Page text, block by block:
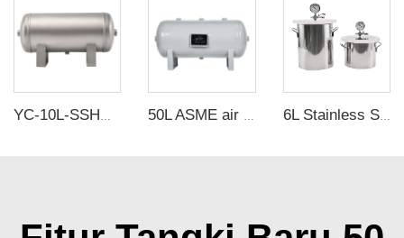
YC-10L-SSHM Tangki Penyimpanan Udara Tertekan Stainless Steel Horizontal Portabel Matte 50L ASME air tanks ASME UM tangki penyimpanan udara dari produsen tangki bertekanan baja karbon 6L Stainless Steel Defoamer Bucket Oil Free Vacuum Defoaming barrel dengan tutup transparan